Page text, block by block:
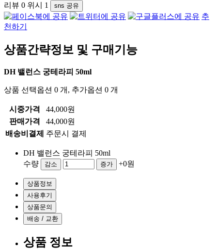
리뷰 0 위시 1 sns 공유
추
천하기
상품간략정보 및 구매기능
DH 밸런스 궁테라피 50ml
상품 선택옵션 0 개, 추가옵션 0 개
시중가격
44,000원
판매가격
44,000원
배송비결제
주문시 결제
DH 밸런스 궁테라피 50ml
수량
감소 증가 +0원
상품정보
사용후기
상품문의
배송 / 교환
상품 정보